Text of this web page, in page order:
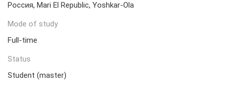
Россия, Mari El Republic, Yoshkar-Ola
Mode of study
Full-time
Status
Student (master)